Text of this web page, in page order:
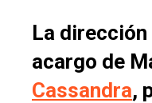
La
acargo de
Cassandra,